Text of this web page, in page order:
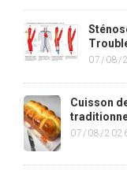
07/08/
Cuisson
07/08/